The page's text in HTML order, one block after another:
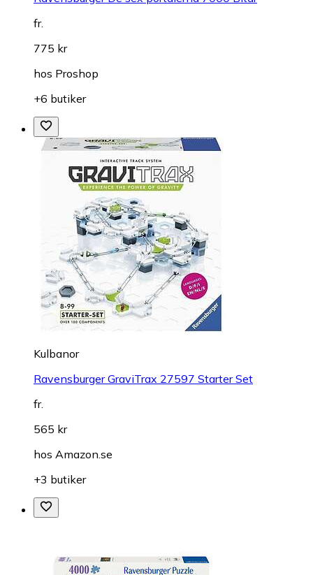
fr.
775 kr
hos Proshop
+6 butiker
Kulbanor
Ravensburger GraviTrax 27597 Starter Set
fr.
565 kr
hos Amazon.se
+3 butiker